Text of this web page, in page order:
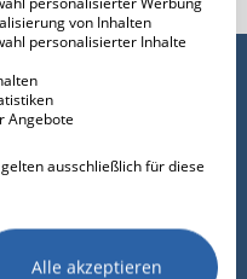
von Inhalten
personalisierter Inhalte
Angebote
ausschließlich für diese
Alle akzeptieren